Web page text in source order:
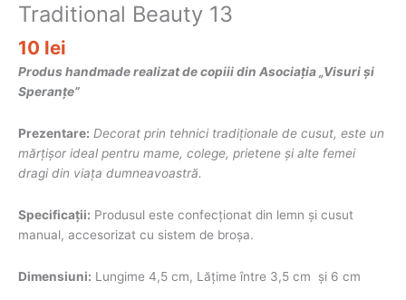
Traditional Beauty 13
10 lei
Produs handmade realizat de copiii din Asociația „Visuri și
Speranțe”
Prezentare: Decorat prin tehnici tradiționale de cusut, este un
mărțișor ideal pentru mame, colege, prietene și alte femei
dragi din viața dumneavoastră.
Specificații: Produsul este confecționat din lemn și cusut
manual, accesorizat cu sistem de broșa.
Dimensiuni: Lungime 4,5 cm, Lățime între 3,5 cm și 6 cm